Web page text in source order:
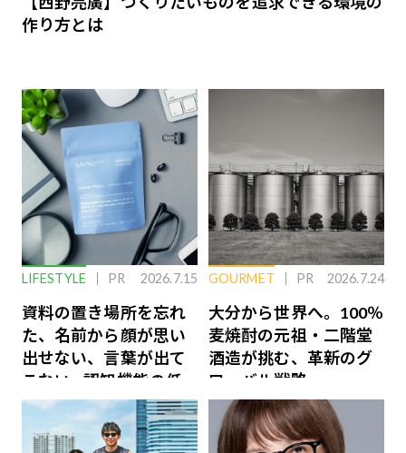
作り方とは
LIFESTYLE PR 2026.7.15
資料の置き場所を忘れ
た、名前から顔が思い
出せない、言葉が出て
こない…認知機能の低
下を救う、脳のインナ
ーケアとは
GOURMET PR 2026.7.24
大分から世界へ。100％
麦焼酎の元祖・二階堂
酒造が挑む、革新のグ
ローバル戦略